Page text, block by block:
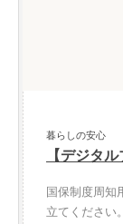
暮らしの安心
【デジタ
国保制度周知
立てください。